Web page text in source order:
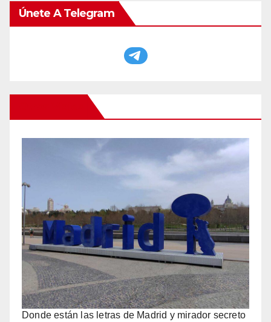
Únete A Telegram
Donde están las letras de Madrid y mirador secreto